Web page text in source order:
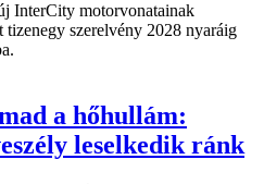
InterCity motorvonatainak
tizenegy szerelvény 2028 nyaráig
a hőhullám:
leselkedik ránk